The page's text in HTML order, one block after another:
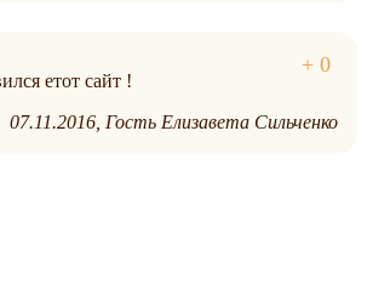
етот сайт !
07.11.2016 Гость Елизавета Сильченко